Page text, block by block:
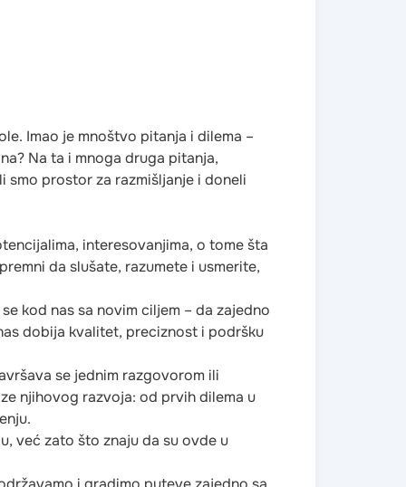
Imao je mnoštvo pitanja i dilema –
Na ta i mnoga druga pitanja,
prostor za razmišljanje i doneli
interesovanjima, o tome šta
da slušate, razumete i usmerite,
kod nas sa novim ciljem – da zajedno
dobija kvalitet, preciznost i podršku
se jednim razgovorom ili
njihovog razvoja: od prvih dilema u
već zato što znaju da su ovde u